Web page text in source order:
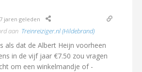
7 jaren geleden
aan Treinreiziger.nl (Hildebrand)
als dat de Albert Heijn voorheen
in de vijf jaar €7.50 zou vragen
om een winkelmandje of -